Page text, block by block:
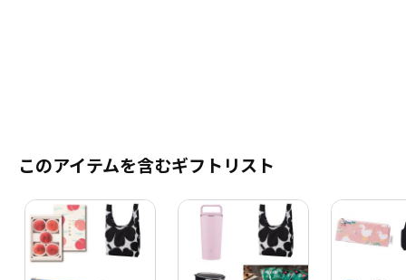
このアイテムを含むギフトリスト